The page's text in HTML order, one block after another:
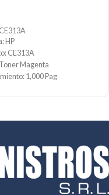
CE313A
HP
CE313A
Magenta
1,000 Pag
Original
51 991 864 930